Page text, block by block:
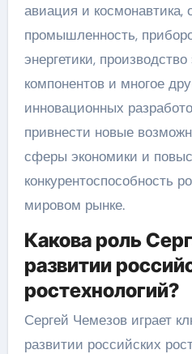
авиация и космонавтика,
промышленность,
энергетики,
компонентов и многое
инновационных
привнести новые
сферы экономики и
конкурентоспособность
мировом рынке.
Какова роль
развитии
ростехнологий?
Сергей Чемезов играет
развитии российских